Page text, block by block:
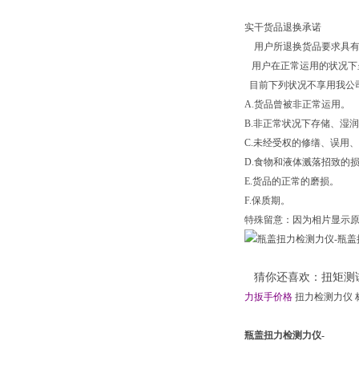
实干货品退换承诺
用户所退换货品要求具
用户在正常运用的状况
目前下列状况不享用我公
A.货品曾被非正常运用。
B.非正常状况下存储、湿
C.未经受权的修缮、误用
D.食物和液体溅落招致的
E.货品的正常的磨损。
F.保质期。
特殊留意：因为相片显示
猜你还喜欢：扭矩
力扳手价格 扭力检测力仪
瓶盖扭力检测力仪-